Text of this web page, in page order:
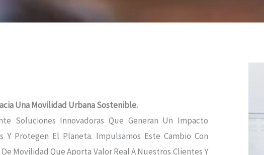
Una Movilidad Urbana Sostenible.
Soluciones Innovadoras Que Generan Un Impacto
Y Protegen El Planeta. Impulsamos Este Cambio Con
Movilidad Que Aporta Valor Real A Nuestros Clientes Y